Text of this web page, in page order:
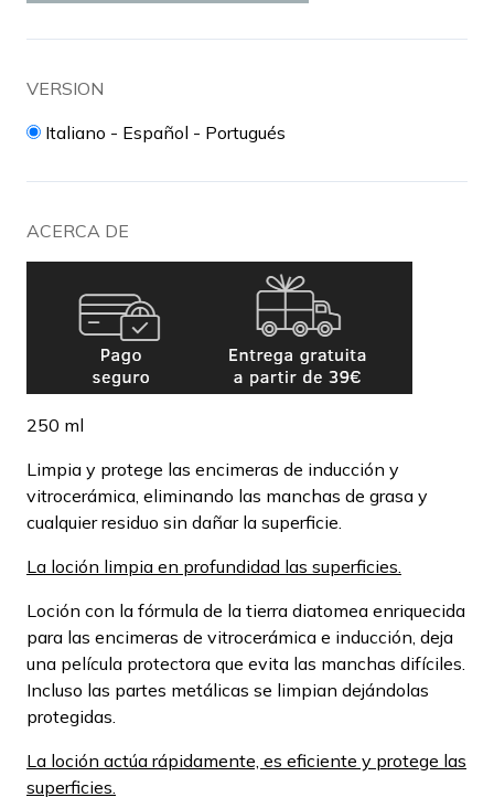
VERSION
Italiano - Español - Portugués
ACERCA DE
250 ml
Limpia y protege las encimeras de inducción y
vitrocerámica, eliminando las manchas de grasa y
cualquier residuo sin dañar la superficie.
La loción limpia en profundidad las superficies.
Loción con la fórmula de la tierra diatomea enriquecida
para las encimeras de vitrocerámica e inducción, deja
una película protectora que evita las manchas difíciles.
Incluso las partes metálicas se limpian dejándolas
protegidas.
La loción actúa rápidamente, es eficiente y protege las
superficies.